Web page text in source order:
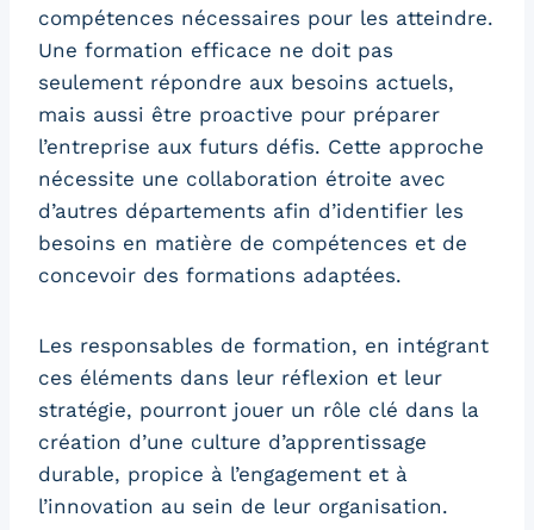
compétences nécessaires pour les atteindre.
Une formation efficace ne doit pas
seulement répondre aux besoins actuels,
mais aussi être proactive pour préparer
l’entreprise aux futurs défis. Cette approche
nécessite une collaboration étroite avec
d’autres départements afin d’identifier les
besoins en matière de compétences et de
concevoir des formations adaptées.
Les responsables de formation, en intégrant
ces éléments dans leur réflexion et leur
stratégie, pourront jouer un rôle clé dans la
création d’une culture d’apprentissage
durable, propice à l’engagement et à
l’innovation au sein de leur organisation.